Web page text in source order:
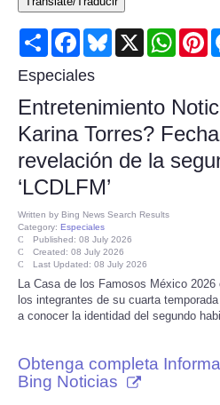
Consumer
Consumer Affairs Recalls
Food & Drug Recalls
Product Safety News
Health
Pets
Press Releases
Share FacebookBluesky
X
Especiales
Entretenimiento
Karina Torres?
revelación de la
‘LCDLFM’
Written by Bing News Search Results
Category: Especiales
Published: 08 July 2026
Created: 08 July 2026
Last Updated: 08 July 2026
La Casa de los Famosos México
los integrantes de su cuarta
a conocer la identidad del segundo
Obtenga completa
Bing Noticias